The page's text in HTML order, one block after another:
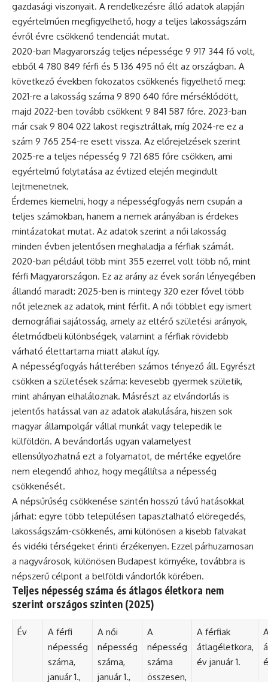
gazdasági viszonyait. A rendelkezésre álló adatok alapján
egyértelműen megfigyelhető, hogy a teljes lakosságszám
évről évre csökkenő tendenciát mutat.
2020-ban Magyarország teljes népessége 9 917 344 fő volt,
ebből 4 780 849 férfi és 5 136 495 nő élt az országban. A
következő években fokozatos csökkenés figyelhető meg:
2021-re a lakosság száma 9 890 640 főre mérséklődött,
majd 2022-ben tovább csökkent 9 841 587 főre. 2023-ban
már csak 9 804 022 lakost regisztráltak, míg 2024-re ez a
szám 9 765 254-re esett vissza. Az előrejelzések szerint
2025-re a teljes népesség 9 721 685 főre csökken, ami
egyértelmű folytatása az évtized elején megindult
lejtmenetnek.
Érdemes kiemelni, hogy a népességfogyás nem csupán a
teljes számokban, hanem a nemek arányában is érdekes
mintázatokat mutat. Az adatok szerint a női lakosság
minden évben jelentősen meghaladja a férfiak számát.
2020-ban például több mint 355 ezerrel volt több nő, mint
férfi Magyarországon. Ez az arány az évek során lényegében
állandó maradt: 2025-ben is mintegy 320 ezer fővel több
nőt jeleznek az adatok, mint férfit. A női többlet egy ismert
demográfiai sajátosság, amely az eltérő születési arányok,
életmódbeli különbségek, valamint a férfiak rövidebb
várható élettartama miatt alakul így.
A népességfogyás hátterében számos tényező áll. Egyrészt
csökken a születések száma: kevesebb gyermek születik,
mint ahányan elhaláloznak. Másrészt az elvándorlás is
jelentős hatással van az adatok alakulására, hiszen sok
magyar állampolgár vállal munkát vagy telepedik le
külföldön. A bevándorlás ugyan valamelyest
ellensúlyozhatná ezt a folyamatot, de mértéke egyelőre
nem elegendő ahhoz, hogy megállítsa a népesség
csökkenését.
A népsűrűség csökkenése szintén hosszú távú hatásokkal
járhat: egyre több településen tapasztalható elöregedés,
lakosságszám-csökkenés, ami különösen a kisebb falvakat
és vidéki térségeket érinti érzékenyen. Ezzel párhuzamosan
a nagyvárosok, különösen Budapest környéke, továbbra is
népszerű célpont a belföldi vándorlók körében.
Teljes népesség száma és átlagos életkora nem
szerint országos szinten (2025)
Év
A férfi
népesség
száma,
január 1.,
A női
népesség
száma,
január 1.,
A
népesség
száma
összesen,
A férfiak
átlagéletkora,
év január 1.